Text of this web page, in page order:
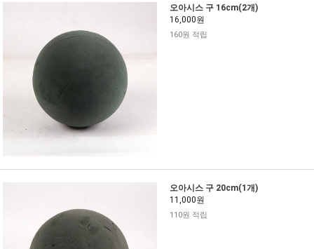
오아시스 구 16cm(2개)
16,000원
160원 적립
오아시스 구 20cm(1개)
11,000원
110원 적립